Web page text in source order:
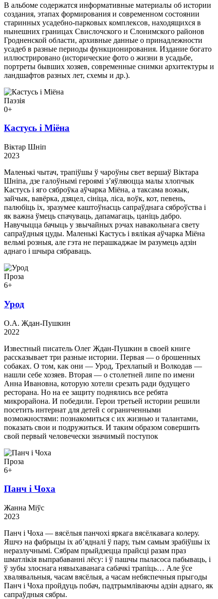
В альбоме содержатся информативные материалы об истории
создания, этапах формирования и современном состоянии
старинных усадебно-парковых комплексов, находящихся в
нынешних границах Свислочского и Слонимского районов
Гродненской области, архивные данные о принадлежности
усадеб в разные периоды функционирования. Издание богато
иллюстрировано (исторические фото о жизни в усадьбе,
портреты бывших хозяев, современные снимки архитектуры и
ландшафтов разных лет, схемы и др.).
Паэзія
0+
Кастусь і Міёна
Віктар Шніп
2023
Маленькі чытач, трапіўшы ў чароўны свет вершаў Віктара
Шніпа, дзе галоўнымі героямі з’яўляюцца малы хлопчык
Кастусь і яго сяброўка аўчарка Міёна, а таксама вожык,
зайчык, вавёрка, дзяцел, сініца, ліса, воўк, кот, певень,
палюбіць іх, зразумее каштоўнасць сапраўднага сяброўства і
як важна ўмець спачуваць, дапамагаць, цаніць дабро.
Навучыцца бачыць у звычайных рэчах навакольнага свету
сапраўдныя цуды. Маленькі Кастусь і вялікая аўчарка Міёна
вельмі розныя, але гэта не перашкаджае ім разумець адзін
аднаго і шчыра сябраваць.
Проза
6+
Урод
О.А. Ждан-Пушкин
2022
Известный писатель Олег Ждан-Пушкин в своей книге
рассказывает три разные истории. Первая — о брошенных
собаках. О том, как они — Урод, Трехлапый и Волкодав —
нашли себе хозяев. Вторая — о столетней липе по имени
Анна Ивановна, которую хотели срезать ради будущего
ресторана. Но на ее защиту поднялись все ребята
микрорайона. И победили. Герои третьей истории решили
посетить интернат для детей с ограниченными
возможностями: познакомиться с их жизнью и талантами,
показать свои и подружиться. И таким образом совершить
свой первый человечески значимый поступок
Проза
6+
Панч і Чоха
Жанна Міўс
2023
Панч і Чоха — вясёлыя панчохі яркага вясёлкавага колеру.
Яшчэ на фабрыцы іх аб’ядналі ў пару, тым самым зрабіўшы іх
неразлучнымі. Сябрам прыйдзецца прайсці разам праз
шматлікія выпрабаванні лёсу: і ў пашчы пыласоса пабываць, і
ў зубы злоснага нявыхаванага сабачкі трапіць… Але ўсе
хвалявальныя, часам вясёлыя, а часам небяспечныя прыгоды
Панч і Чоха пройдуць побач, падтрымліваючы адзін аднаго, як
сапраўдныя сябры.